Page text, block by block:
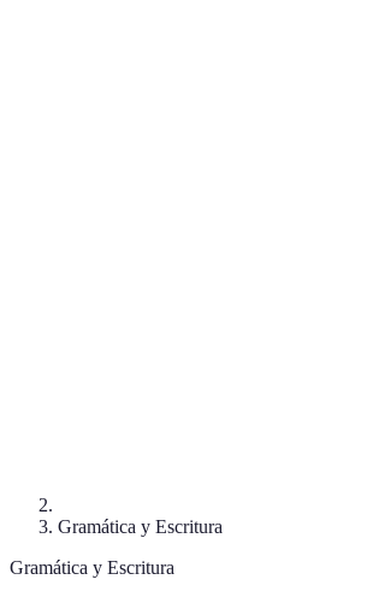
Gramática y Escritura
Gramática y Escritura